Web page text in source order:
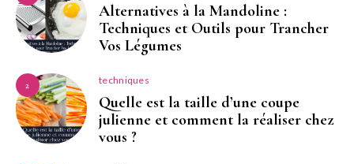
Alternatives à la Mandoline :
Techniques et Outils pour Trancher
Vos Légumes
2 techniques
Quelle est la taille d’une coupe
julienne et comment la réaliser chez
vous ?